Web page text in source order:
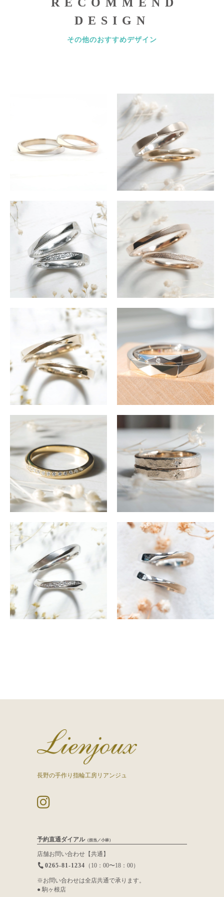
DESIGN
その他のおすすめデザイン
長野の手作り指輪工房リアンジュ
予約直通ダイアル（担当／小林）
店舗お問い合わせ【共通】
0265-81-1234 （10：00〜18：00）
※お問い合わせは全店共通で承ります。
● 駒ヶ根店